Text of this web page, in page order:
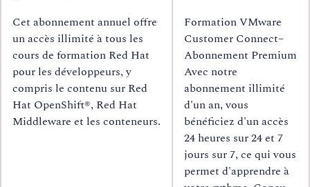
Cet abonnement annuel offre
un accès illimité à tous les
cours de formation Red Hat
pour les développeurs, y
compris le contenu sur Red
Hat OpenShift®, Red Hat
Middleware et les conteneurs.
Formation VMware
Customer Connect–
Abonnement Premium
Avec notre
abonnement illimité
d'un an, vous
bénéficiez d'un accès
24 heures sur 24 et 7
jours sur 7, ce qui vous
permet d'apprendre à